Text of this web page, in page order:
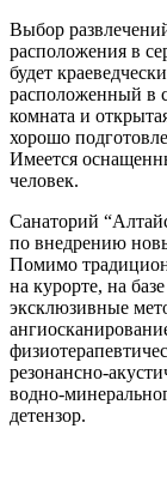
Выбор
расположения в
будет
расположенный в
комната и
хорошо
Имеется
человек.
Санаторий
по внедрению
Помимо
на курорте, на
эксклюзивные
резонансно-
водно-
детензор.